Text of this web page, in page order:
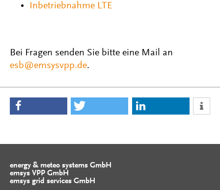
Inbetriebnahme LTE
Bei Fragen senden Sie bitte eine Mail an
esb@emsysvpp.de.
energy & meteo systems GmbH
emsys VPP GmbH
emsys grid services GmbH